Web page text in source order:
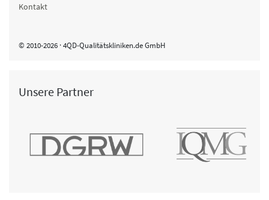
Kontakt
© 2010-2026 · 4QD-Qualitätskliniken.de GmbH
Unsere Partner